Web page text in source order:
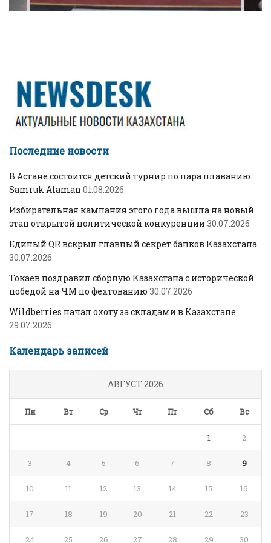
Последние новости
В Астане состоится детский турнир по пара плаванию
Samruk Alaman 01.08.2026
Избирательная кампания этого года вышла на новый
этап открытой политической конкуренции 30.07.2026
Единый QR вскрыл главный секрет банков Казахстана
30.07.2026
Токаев поздравил сборную Казахстана с исторической
победой на ЧМ по фехтованию 30.07.2026
Wildberries начал охоту за складами в Казахстане
29.07.2026
Календарь записей
АВГУСТ 2026
Пн Вт Ср Чт Пт Сб Вс
1 2
3 4 5 6 7 8 9
10 11 12 13 14 15 16
17 18 19 20 21 22 23
24 25 26 27 28 29 30